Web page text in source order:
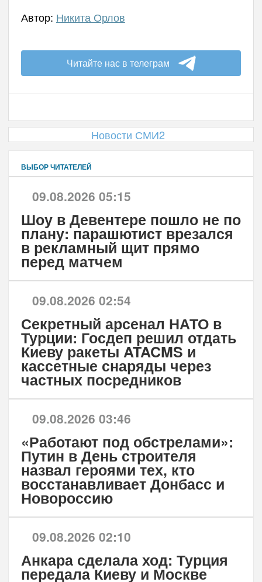
Автор: Никита Орлов
Читайте нас в телеграм
Новости СМИ2
ВЫБОР ЧИТАТЕЛЕЙ
09.08.2026 05:15
Шоу в Девентере пошло не по
плану: парашютист врезался
в рекламный щит прямо
перед матчем
09.08.2026 02:54
Секретный арсенал НАТО в
Турции: Госдеп решил отдать
Киеву ракеты ATACMS и
кассетные снаряды через
частных посредников
09.08.2026 03:46
«Работают под обстрелами»:
Путин в День строителя
назвал героями тех, кто
восстанавливает Донбасс и
Новороссию
09.08.2026 02:10
Анкара сделала ход: Турция
передала Киеву и Москве